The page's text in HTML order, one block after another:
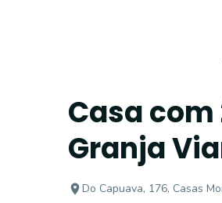
Casa
Granja
Do Capuava, 176, Casas